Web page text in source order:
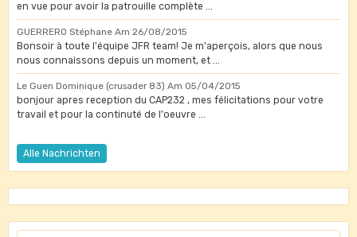
en vue pour avoir la patrouille complète ...
GUERRERO Stéphane Am 26/08/2015
Bonsoir à toute l'équipe JFR team! Je m'aperçois, alors que nous
nous connaissons depuis un moment, et ...
Le Guen Dominique (crusader 83) Am 05/04/2015
bonjour apres reception du CAP232 , mes félicitations pour votre
travail et pour la continuté de l'oeuvre ...
Alle Nachrichten